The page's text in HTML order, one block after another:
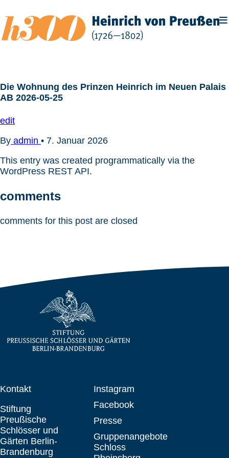
Inhalt
springen
Die Wohnung des Prinzen Heinrich im Neuen Palais
AB 2026-05-25
edit
By admin • 7. Januar 2026
This entry was created programmatically via the
WordPress REST API.
comments
comments for this post are closed
Kontakt
Stiftung
Preußische
Schlösser und
Gärten Berlin-
Brandenburg
Instagram
Facebook
Presse
Gruppenangebote
Schloss